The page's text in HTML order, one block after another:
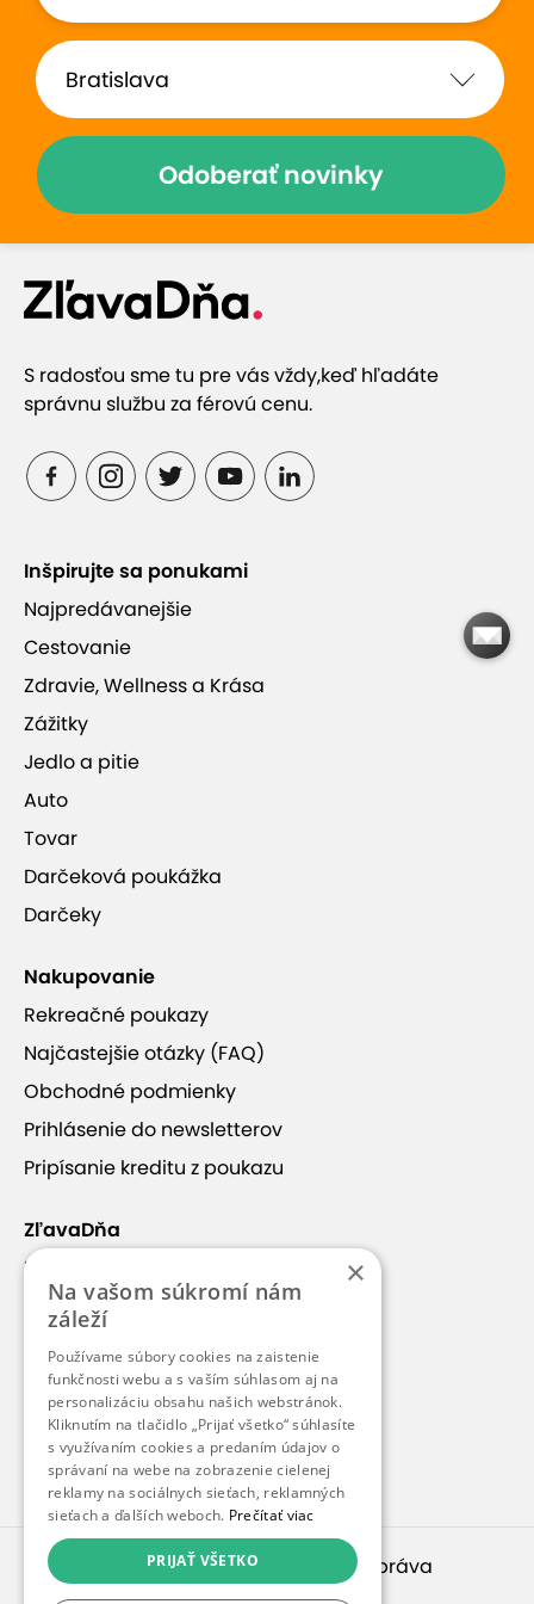
Určite ešte prídeme.
vždy sme tam sami.
Zobraziť hodnotenia (255)
Prečo si vybrať túto ponuku
Wellness s fínskou saunou a vírivkou
aromaterapiou a relaxačnou hudbou
Využitie cez pracovné dni alebo kedykoľvek
vrátane víkendov
WX HOTEL
Zobraziť viac
WX HOTEL Bratislava
Obľúbené miesto pre biznis a oddych v tesnej
blízkosti VW Slovakia. Hotel ponúka ubytovanie v
útulných a moderných izbách s expresnými
kuchynkami a klimatizáciami alebo priestranné
apartmány s vlastnými kuchyňami.
WX Hotel disponuje aj wellness zónou s bazénom,
vírivkou a saunou ( vírivka je z
Odoberať novinky
S radosťou sme tu pre vás vždy,keď hľadáte
správnu službu za férovú cenu.
Inšpirujte sa ponukami
Najpredávanejšie
Cestovanie
Zdravie, Wellness a Krása
Zážitky
Jedlo a pitie
Auto
Tovar
Darčeková poukážka
Darčeky
Nakupovanie
Rekreačné poukazy
Najčastejšie otázky (FAQ)
Obchodné podmienky
Prihlásenie do newsletterov
Pripísanie kreditu z poukazu
ZľavaDňa
Náš príbeh
Kontakt
Kariéra
Blog
Pre médiá
Pre partnerov
© 2010 – 2026inspirago s. r. o.
. Všetky práva
vyhradené.
×
Na vašom súkromí nám
záleží
Používame súbory cookies na zaistenie
funkčnosti webu a s vaším súhlasom aj na
personalizáciu obsahu našich webstránok.
Kliknutím na tlačidlo „Prijať všetko“ súhlasíte
s využívaním cookies a predaním údajov o
správaní na webe na zobrazenie cielenej
reklamy na sociálnych sieťach, reklamných
sieťach a ďalších weboch. Prečítať viac
PRIJAŤ VŠETKO